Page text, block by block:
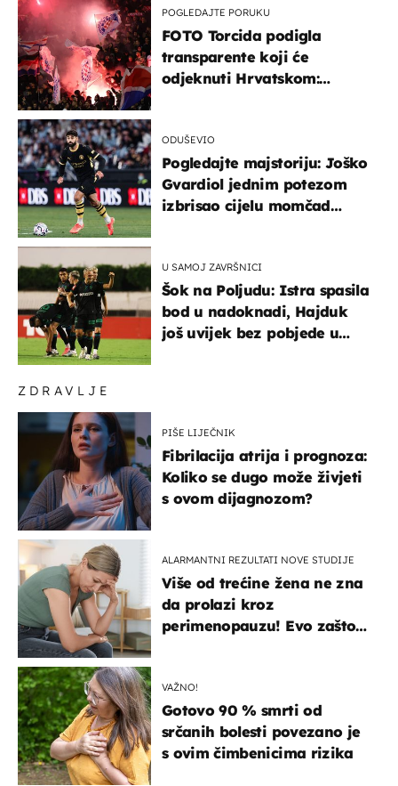
ZDRAVLJE
PIŠE LIJEČNIK
Fibrilacija atrija i prognoza:
Koliko se dugo može živjeti
s ovom dijagnozom?
ALARMANTNI REZULTATI NOVE STUDIJE
Više od trećine žena ne zna
da prolazi kroz
perimenopauzu! Evo zašto
VAŽNO!
Gotovo 90 % smrti od
srčanih bolesti povezano je
s ovim čimbenicima rizika
POGLEDAJTE PORUKU
FOTO Torcida podigla
transparente koji će
odjeknuti Hrvatskom:
ODUŠEVIO
Pogledajte majstoriju: Joško
Gvardiol jednim potezom
izbrisao cijelu momčad
U SAMOJ ZAVRŠNICI
Šok na Poljudu: Istra spasila
bod u nadoknadi, Hajduk
još uvijek bez pobjede u